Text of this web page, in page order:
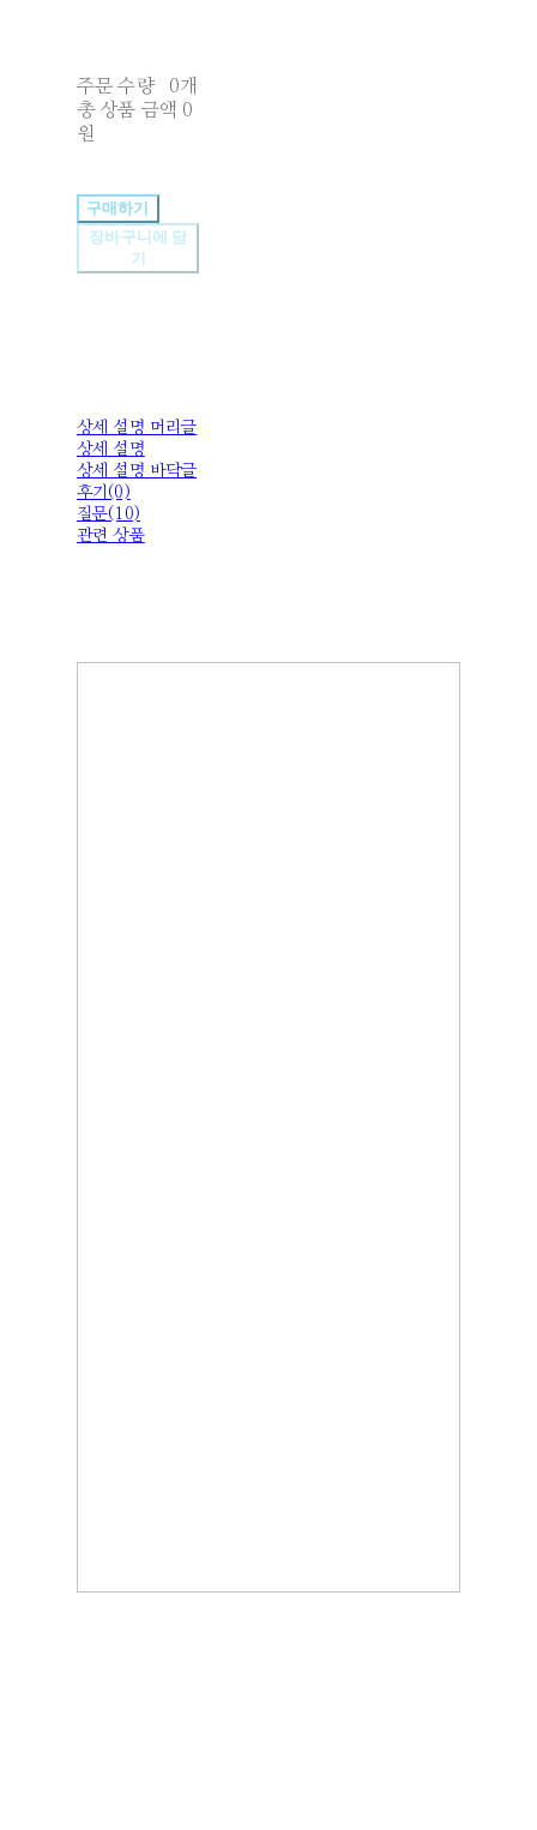
주문 수량
0개
총 상품 금액 0
원
구매하기
장바구니에 담
기
상세 설명 머리글
상세 설명
상세 설명 바닥글
후기(0)
질문(10)
관련 상품